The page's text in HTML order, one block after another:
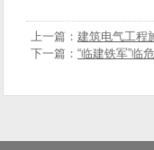
上一篇： 建筑电气工程
下一篇： “临建铁军”临